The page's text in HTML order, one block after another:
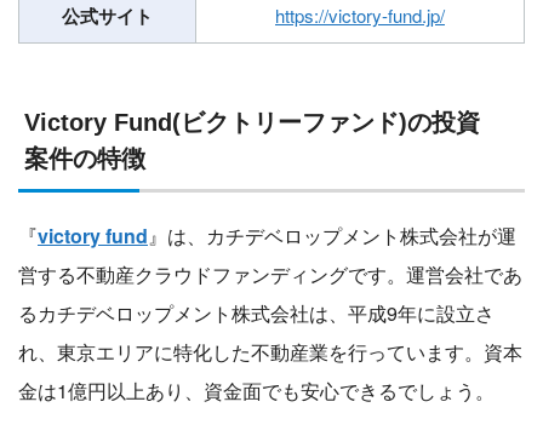
公式サイト https://victory-fund.jp/
Victory Fund(ビクトリーファンド)の投資
案件の特徴
『victory fund』は、カチデベロップメント株式会社が運
営する不動産クラウドファンディングです。運営会社であ
るカチデベロップメント株式会社は、平成9年に設立さ
れ、東京エリアに特化した不動産業を行っています。資本
金は1億円以上あり、資金面でも安心できるでしょう。